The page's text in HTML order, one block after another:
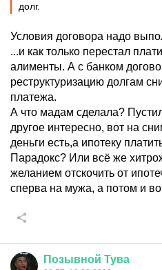
долг.
Условия договора надо
...и как только перестал
алименты. А с банком
реструктуризацию долгам
платежа.
А что мадам сделала?
другое интересно, вот на
деньги есть,а ипотеку
Парадокс? Или всё же
желанием отскочить от
сперва на мужа, а потом и
Позывной Тува